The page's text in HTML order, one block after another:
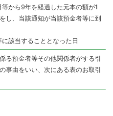
から9年を経過した元本の額が1
し、当該通知が当該預金者等に到
該当することとなった日
る預金者等その他関係者がする引
事由をいい、次にある表のお取引